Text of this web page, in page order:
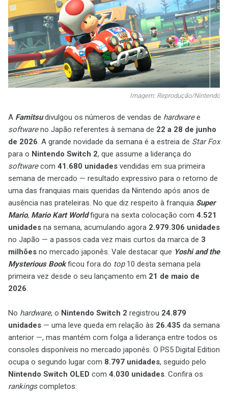
Imagem: Reprodução/Nintendo
A Famitsudivulgou os números de vendas de hardwaree
softwareno Japão referentes à semana de 22 a 28 de junho
de 2026. A grande novidade da semana é a estreia de Star Fox
para o Nintendo Switch 2, que assume a liderança do
softwarecom 41.680 unidades vendidas em sua primeira
semana de mercado — resultado expressivo para o retorno de
uma das franquias mais queridas da Nintendo após anos de
ausência nas prateleiras. No que diz respeito à franquia Super
Mario, Mario Kart Worldfigura na sexta colocação com 4.521
unidades na semana, acumulando agora 2.979.306 unidades
no Japão — a passos cada vez mais curtos da marca de 3
milhões no mercado japonês. Vale destacar que Yoshi and the
Mysterious Bookficou fora do top 10 desta semana pela
primeira vez desde o seu lançamento em 21 de maio de
2026.
No hardware, o Nintendo Switch 2 registrou 24.879
unidades — uma leve queda em relação às 26.435 da semana
anterior —, mas mantém com folga a liderança entre todos os
consoles disponíveis no mercado japonês. O PS5 Digital Edition
ocupa o segundo lugar com 8.797 unidades, seguido pelo
Nintendo Switch OLED com 4.030 unidades. Confira os
rankingscompletos: